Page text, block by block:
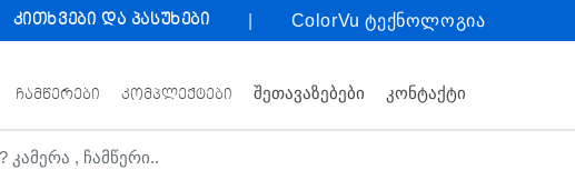
კითხვები და პასუხები ColorVu ტექნოლოგია
ᲩᲐᲛᲬᲔᲠᲔᲑᲘ ᲙᲝᲛᲞᲚᲔᲥᲢᲔᲑᲘ ᲨᲔᲗᲐᲕᲐᲖᲔᲑᲔᲑᲘ ᲙᲝᲜᲢᲐᲥᲢᲘ